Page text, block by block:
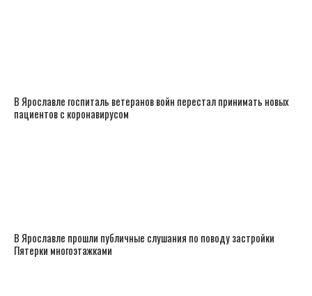
В Ярославле госпиталь ветеранов войн перестал принимать новых
пациентов с коронавирусом
В Ярославле прошли публичные слушания по поводу застройки
Пятерки многоэтажками